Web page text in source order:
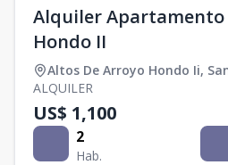
Alquiler Apartamento
Hondo II
Altos De Arroyo Hondo Ii,
ALQUILER
US$ 1,100
2
Hab.